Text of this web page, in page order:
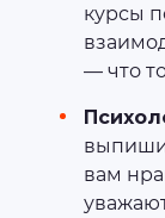
курсы
— что
вам